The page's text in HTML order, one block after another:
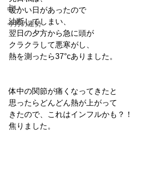
占い
今月の運勢
暖かい日があったので
油断してしまい、
翌日の夕方から急に頭が
クラクラして悪寒がし、
熱を測ったら37°cありました。
体中の関節が痛くなってきたと
思ったらどんどん熱が上がって
きたので、これはインフルかも？！
焦りました。